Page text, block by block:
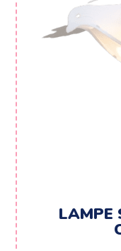
LAMPE